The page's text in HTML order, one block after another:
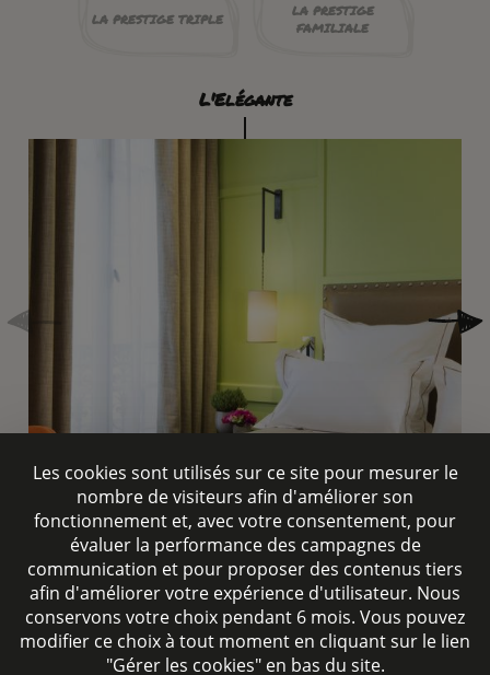
LA PRESTIGE TRIPLE
LA PRESTIGE
FAMILIALE
L'Elégante
Les cookies sont utilisés sur ce site pour mesurer le
nombre de visiteurs afin d'améliorer son
fonctionnement et, avec votre consentement, pour
évaluer la performance des campagnes de
communication et pour proposer des contenus tiers
afin d'améliorer votre expérience d'utilisateur. Nous
conservons votre choix pendant 6 mois. Vous pouvez
modifier ce choix à tout moment en cliquant sur le lien
"Gérer les cookies" en bas du site.